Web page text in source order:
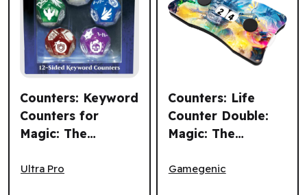
Counters: Keyword
Counters for
Magic: The
Ultra Pro
Counters: Life
Counter Double:
Magic: The
of Strixhaven:
Gamegenic